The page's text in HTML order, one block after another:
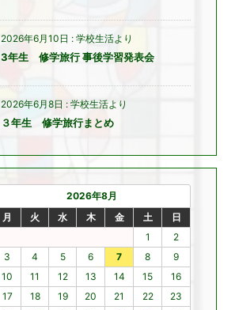
2026年6月10日 : 学校生活より
3年生 修学旅行 事後学習発表会
2026年6月8日 : 学校生活より
３年生 修学旅行まとめ
2026年8月
月
火 水 木 金 土
日
1
2
3
4 5 6 7 8
9
10
11 12 13 14 15
16
17
18 19 20 21 22
23